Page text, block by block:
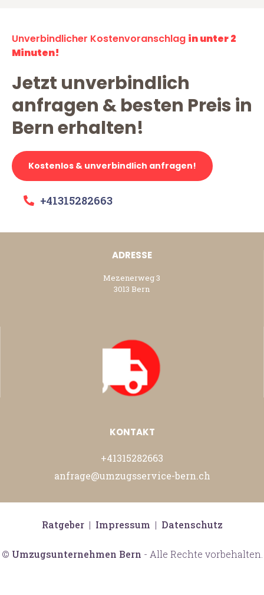
Unverbindlicher Kostenvoranschlag in unter 2
Minuten!
Jetzt unverbindlich
anfragen & besten Preis in
Bern erhalten!
Kostenlos & unverbindlich anfragen!
+41315282663
ADRESSE
Mezenerweg 3
3013 Bern
KONTAKT
+41315282663
anfrage@umzugsservice-bern.ch
© Umzugsunternehmen Bern - Alle Rechte vorbehalten.
Ratgeber| Impressum | Datenschutz